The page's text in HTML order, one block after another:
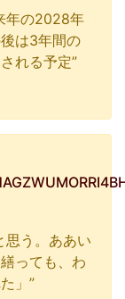
年の2028年
は3年間の
れる予定”
思う。ああい
っても、わ
」”